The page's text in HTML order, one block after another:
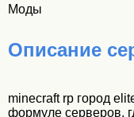
Моды
Описание
minecraft rp город
формуле серверов,